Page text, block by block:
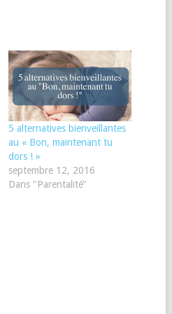
5 alternatives bienveillantes
au « Bon, maintenant tu
dors ! »
septembre 12, 2016
Dans "Parentalité"